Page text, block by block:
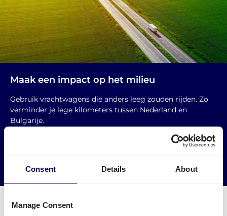
Consent Details About
Manage Consent
Maak een impact op het milieu
Gebruik vrachtwagens die anders leeg zouden rijden. Zo
verminder je lege kilometers tussen Nederland en
Bulgarije.